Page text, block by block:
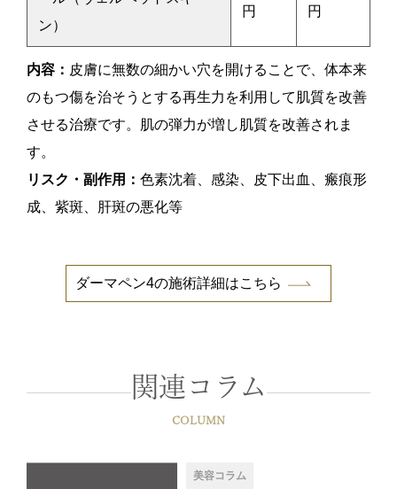
ン）
円 円
内容： 皮膚に無数の細かい穴を開けることで、体本来
のもつ傷を治そうとする再生力を利用して肌質を改善
させる治療です。肌の弾力が増し肌質を改善されま
す。
リスク・副作用： 色素沈着、感染、皮下出血、瘢痕形
成、紫斑、肝斑の悪化等
ダーマペン4の施術詳細はこちら
関連コラム
COLUMN
美容コラム